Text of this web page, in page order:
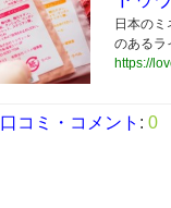
日本の
のあるラ
https://
口コミ・コメント : 0